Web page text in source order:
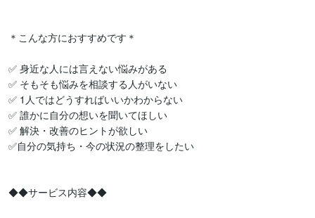
＊こんな方におすすめです＊
✅ 身近な人には言えない悩みがある
✅ そもそも悩みを相談する人がいない
✅ 1人ではどうすればいいかわからない
✅ 誰かに自分の想いを聞いてほしい
✅ 解決・改善のヒントが欲しい
✅自分の気持ち・今の状況の整理をしたい
◆◆サービス内容◆◆